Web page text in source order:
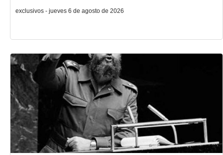
exclusivos - jueves 6 de agosto de 2026